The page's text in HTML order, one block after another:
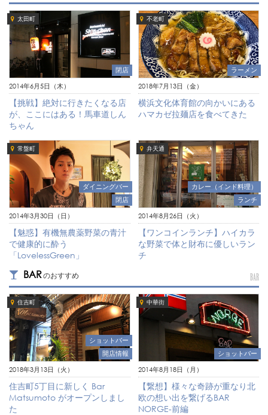
太田町
閉店
2014年6月5日（木）
【挑戦】絶対に行きたくなる店
が、ここにはある！馬車道しん
ちゃん
不老町
ラーメン
2018年7月13日（金）
横浜文化体育館の向かいにある
ハマカゼ拉麺店を食べてきた
常盤町
ダイニングバー
閉店
2014年3月30日（日）
【魅惑】有機無農薬野菜の青汁
で健康的に酔う
「LovelessGreen」
弁天通
カレー（インド料理）
ランチ
2014年8月26日（火）
【ワンコインランチ】ハイカラ
な野菜で体と財布に優しいラン
チ
BARのおすすめ BAR
住吉町
ショットバー
開店情報
2018年3月13日（火）
住吉町5丁目に新しく Bar
Matsumoto がオープンしまし
た
中華街
ショットバー
2014年8月18日（月）
【繋想】様々な奇跡が重なり北
欧の想い出を繋げるBAR
NORGE-前編